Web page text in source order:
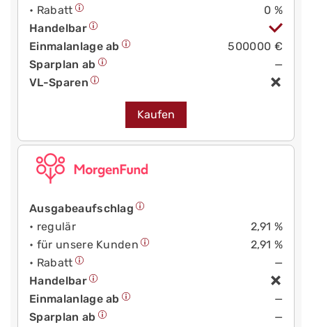
• Rabatt
0 %
Handelbar
Einmalanlage ab
500000 €
Sparplan ab
—
VL-Sparen
Kaufen
Ausgabeaufschlag
• regulär
2,91 %
• für unsere Kunden
2,91 %
• Rabatt
—
Handelbar
Einmalanlage ab
—
Sparplan ab
—